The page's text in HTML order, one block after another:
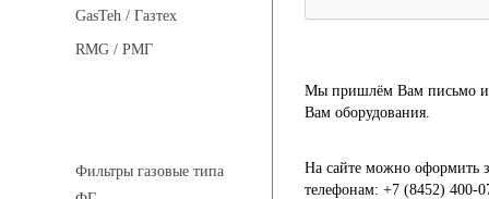
GasTeh / Газтех
RMG / РМГ
Фильтры газовые типа
Мы пришлём Вам письмо и
Вам оборудования.
На сайте можно оформить
телефонам: +7 (8452) 400-